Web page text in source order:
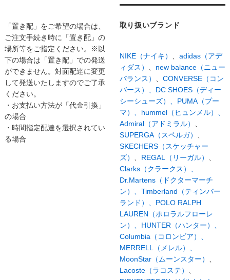
「置き配」をご希望の場合は、
ご注文手続き時に「置き配」の
場所等をご指定ください。※以
下の場合は「置き配」での発送
ができません。対面配達に変更
して発送いたしますのでご了承
ください。
・お支払い方法が「代金引換」
の場合
・時間指定配達を選択されてい
る場合
取り扱いブランド
NIKE（ナイキ） 、 adidas（アデ
ィダス） 、 new balance（ニュー
バランス） 、 CONVERSE（コン
バース）、 DC SHOES（ディー
シーシューズ）、 PUMA（プー
マ）、 hummel（ヒュンメル）、
Admiral（アドミラル） 、
SUPERGA（スペルガ） 、
SKECHERS（スケッチャー
ズ） 、 REGAL（リーガル） 、
Clarks（クラークス）、
Dr.Martens（ドクターマーチ
ン）、 Timberland（ティンバー
ランド）、 POLO RALPH
LAUREN（ポロラルフローレ
ン）、 HUNTER（ハンター）、
Columbia（コロンビア）、
MERRELL（メレル）、
MoonStar（ムーンスター） 、
Lacoste（ラコステ） 、